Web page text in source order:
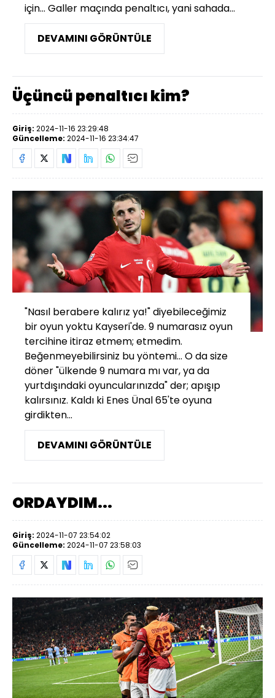
için... Galler maçında penaltıcı, yani sahada...
DEVAMINI GÖRÜNTÜLE
Üçüncü penaltıcı kim?
Giriş: 2024-11-16 23:29:48
Güncelleme: 2024-11-16 23:34:47
"Nasıl berabere kalırız ya!" diyebileceğimiz
bir oyun yoktu Kayseri'de. 9 numarasız oyun
tercihine itiraz etmem; etmedim.
Beğenmeyebilirsiniz bu yöntemi... O da size
döner "ülkende 9 numara mı var, ya da
yurtdışındaki oyuncularınızda" der; apışıp
kalırsınız. Kaldı ki Enes Ünal 65'te oyuna
girdikten...
DEVAMINI GÖRÜNTÜLE
ORDAYDIM...
Giriş: 2024-11-07 23:54:02
Güncelleme: 2024-11-07 23:58:03